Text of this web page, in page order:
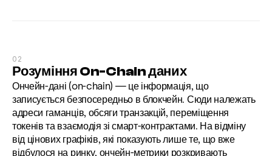
02
Розуміння On-Chain даних
Ончейн-дані (on-chain) — це інформація, що
записується безпосередньо в блокчейн. Сюди належать
адреси гаманців, обсяги транзакцій, переміщення
токенів та взаємодія зі смарт-контрактами. На відміну
від цінових графіків, які показують лише те, що вже
відбулося на ринку, ончейн-метрики розкривають